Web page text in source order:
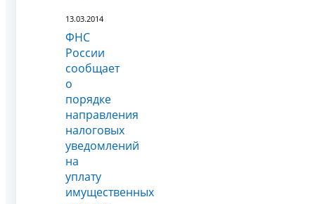
13.03.2014
ФНС
России
сообщает
о
порядке
направления
налоговых
уведомлений
на
уплату
имущественных